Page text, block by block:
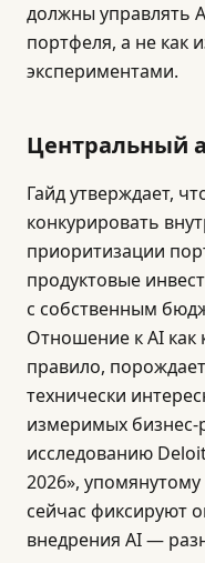
должны управлять
портфеля, а не как
экспериментами.
Центральный
Гайд утверждает,
конкурировать
приоритизации
продуктовые
с собственным
Отношение к AI как
правило,
технически
измеримых бизнес-
исследованию
2026», упомянутому
сейчас фиксируют
внедрения AI —